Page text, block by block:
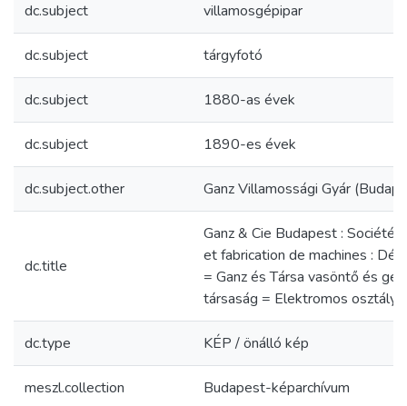
dc.subject villamosgépipar
dc.subject tárgyfotó
dc.subject 1880-as évek
dc.subject 1890-es évek
dc.subject.other Ganz Villamossági Gyár
dc.title
Ganz & Cie Budapest : Société
et fabrication de machines :
= Ganz és Társa vasöntő és
társaság = Elektromos osztály
dc.type KÉP / önálló kép
meszl.collection Budapest-képarchívum